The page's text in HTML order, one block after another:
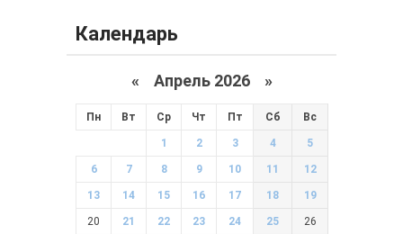
Календарь
« Апрель 2026 »
Пн Вт Ср Чт Пт Сб Вс
1 2 3 4 5
6 7 8 9 10 11 12
13 14 15 16 17 18 19
20 21 22 23 24 25 26